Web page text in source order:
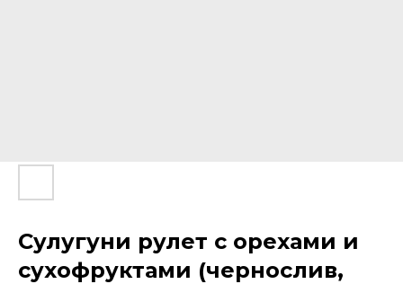
Сулугуни рулет с орехами и
сухофруктами (чернослив,